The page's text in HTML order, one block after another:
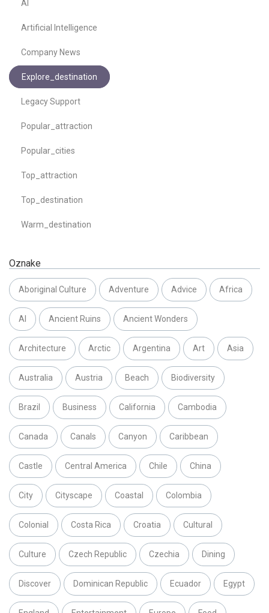
AI
Artificial Intelligence
Company News
Explore_destination
Legacy Support
Popular_attraction
Popular_cities
Top_attraction
Top_destination
Warm_destination
Oznake
Aboriginal Culture Adventure Advice Africa
AI Ancient Ruins Ancient Wonders
Architecture Arctic Argentina Art Asia
Australia Austria Beach Biodiversity
Brazil Business California Cambodia
Canada Canals Canyon Caribbean
Castle Central America Chile China
City Cityscape Coastal Colombia
Colonial Costa Rica Croatia Cultural
Culture Czech Republic Czechia Dining
Discover Dominican Republic Ecuador Egypt